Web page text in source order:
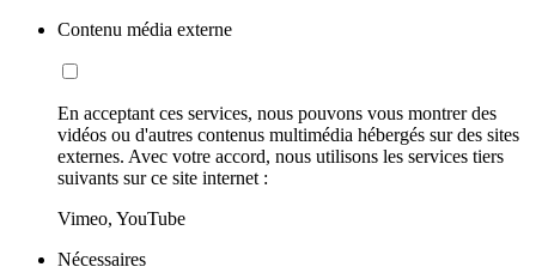
Contenu média externe
En acceptant ces services, nous pouvons vous montrer des
vidéos ou d'autres contenus multimédia hébergés sur des sites
externes. Avec votre accord, nous utilisons les services tiers
suivants sur ce site internet :
Vimeo, YouTube
Nécessaires